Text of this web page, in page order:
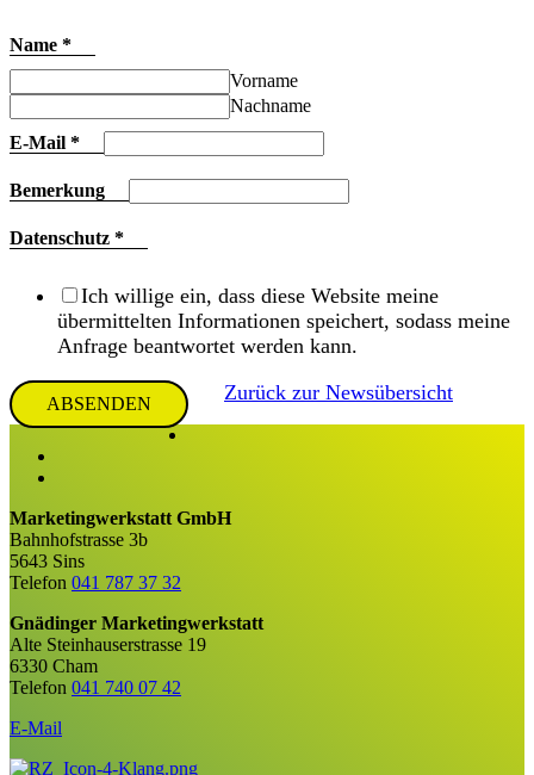
Name *
Vorname
Nachname
E-Mail *
Bemerkung
Datenschutz *
Ich willige ein, dass diese Website meine
übermittelten Informationen speichert, sodass meine
Anfrage beantwortet werden kann.
ABSENDEN Zurück zur Newsübersicht
Marketingwerkstatt GmbH
Bahnhofstrasse 3b
5643 Sins
Telefon 041 787 37 32
Gnädinger Marketingwerkstatt
Alte Steinhauserstrasse 19
6330 Cham
Telefon 041 740 07 42
E-Mail